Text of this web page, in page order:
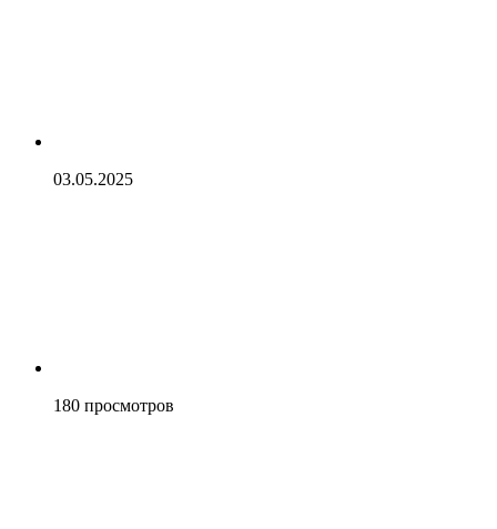
03.05.2025
180 просмотров